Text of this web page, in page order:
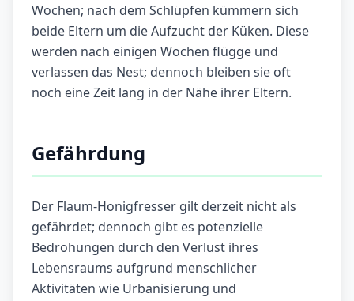
Wochen; nach dem Schlüpfen kümmern sich
beide Eltern um die Aufzucht der Küken. Diese
werden nach einigen Wochen flügge und
verlassen das Nest; dennoch bleiben sie oft
noch eine Zeit lang in der Nähe ihrer Eltern.
Gefährdung
Der Flaum-Honigfresser gilt derzeit nicht als
gefährdet; dennoch gibt es potenzielle
Bedrohungen durch den Verlust ihres
Lebensraums aufgrund menschlicher
Aktivitäten wie Urbanisierung und